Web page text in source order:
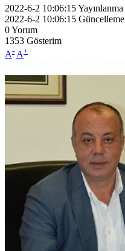
2022-6-2 10:06:15Yayınlanma
2022-6-2 10:06:15 Güncelleme
0Yorum
1353 Gösterim
A- A+